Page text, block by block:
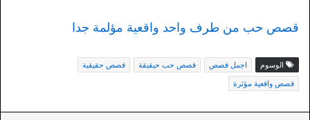
قصص حب من طرف واحد واقعية مؤلمة جدا
الوسوم اجمل قصص قصص حب حيقيقة
قصص حقيقية
قصص واقعية مؤثرة